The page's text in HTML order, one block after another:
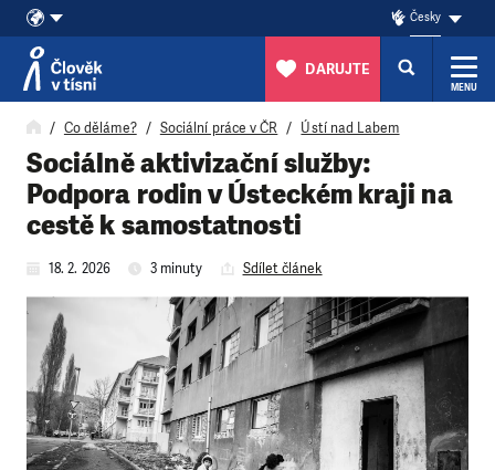
Přeskočit na obsah
Česky
DARUJTE
MENU
Co děláme? Sociální práce v ČR Ústí nad Labem
Sociálně aktivizační služby:
Podpora rodin v Ústeckém kraji na
cestě k samostatnosti
18. 2. 2026 3 minuty Sdílet článek